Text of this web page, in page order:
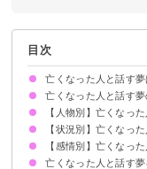
目次
亡くなった人と話す夢
亡くなった人と話す
目標や願い事が叶う
状況によって意味が
【人物別】亡くなっ
亡くなったと父と話
亡くなった母と話す
亡くなった祖父と話
亡くなった祖母と話
亡くなった友達と話
亡くなった恋人と話
亡くなった芸能人と
【状況別】亡くなっ
亡くなった人と電話
リアルな亡くなった
亡くなった人と対面
亡くなった人の霊と
亡くなった人に相談
【感情別】亡くなっ
亡くなった人と話し
亡くなった人と話し
亡くなった人と話し
亡くなった人と話し
亡くなった人と話し
亡くなった人と話す